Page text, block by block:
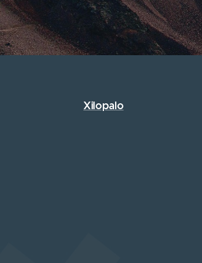
Xilopalo